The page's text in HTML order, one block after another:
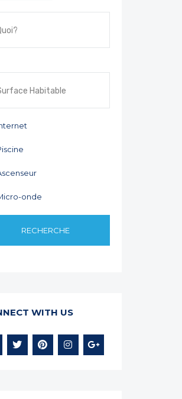
onde
RECHERCHE
WITH US